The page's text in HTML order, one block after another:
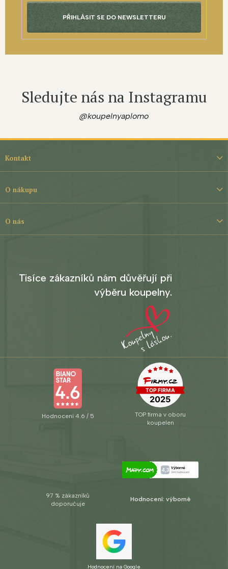
PŘIHLÁSIT SE DO NEWSLETTERU
Sledujte nás na Instagramu
@koupelnyaplomo
í
Kontakt
O nákupu
O nás
Tisíce zákazníků nám důvěřují při
výběru koupelny.
Hodnocení 4.6 / 5
TOP firma v oboru
koupelen
97 % zákazníků
doporučuje
Hodnocení: výborné
Hodnocení na Google